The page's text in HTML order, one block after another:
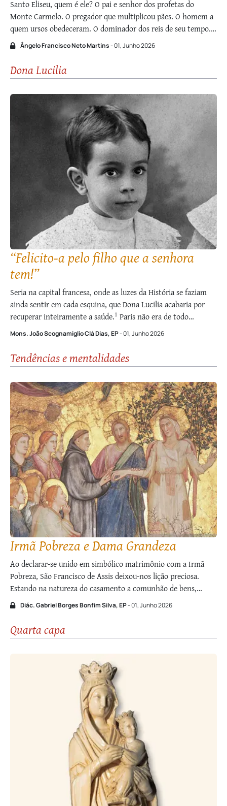
Santo Eliseu, quem é ele? O pai e senhor dos profetas do
Monte Carmelo. O pregador que multiplicou pães. O homem a
quem ursos obedeceram. O dominador dos reis de seu tempo.
O vidente para quem o futuro não era enigma. O mais
taumaturgo dos profetas. O general que venceu …
Ângelo Francisco Neto Martins- 01, Junho 2026
Dona Lucilia
“Felicito-a pelo filho que a senhora
tem!”
Seria na capital francesa, onde as luzes da História se faziam
ainda sentir em cada esquina, que Dona Lucilia acabaria por
recuperar inteiramente a saúde.1 Paris não era de todo
estranha a Dona Lucilia. Desde sua mais jovem idade como que
convivera com ela, pela leitura assídua de autores franceses …
Mons. João Scognamiglio Clá Dias, EP- 01, Junho 2026
Tendências e mentalidades
Irmã Pobreza e Dama Grandeza
Ao declarar-se unido em simbólico matrimônio com a Irmã
Pobreza, São Francisco de Assis deixou-nos lição preciosa.
Estando na natureza do casamento a comunhão de bens,
podemos imaginar que “vantagem” o Santo mendicante deve
ter tirado desse desponsório místico… Pobre por natureza, por
óbvio, e evocando virtudes como humildade e …
Diác. Gabriel Borges Bonfim Silva, EP- 01, Junho 2026
Quarta capa